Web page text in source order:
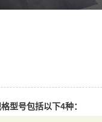
型号包括以下4种：